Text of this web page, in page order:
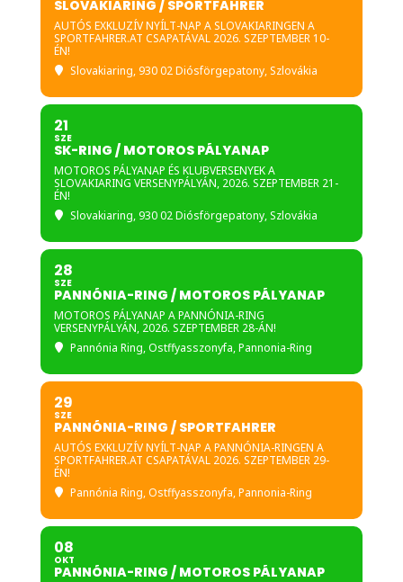
SLOVAKIARING / SPORTFAHRER
AUTÓS EXKLUZÍV NYÍLT-NAP A SLOVAKIARINGEN A
SPORTFAHRER.AT CSAPATÁVAL 2026. SZEPTEMBER 10-
ÉN!
Slovakiaring, 930 02 Diósförgepatony, Szlovákia
21
SZE
SK-RING / MOTOROS PÁLYANAP
MOTOROS PÁLYANAP ÉS KLUBVERSENYEK A
SLOVAKIARING VERSENYPÁLYÁN, 2026. SZEPTEMBER 21-
ÉN!
Slovakiaring, 930 02 Diósförgepatony, Szlovákia
28
SZE
PANNÓNIA-RING / MOTOROS PÁLYANAP
MOTOROS PÁLYANAP A PANNÓNIA-RING
VERSENYPÁLYÁN, 2026. SZEPTEMBER 28-ÁN!
Pannónia Ring, Ostffyasszonyfa, Pannonia-Ring
29
SZE
PANNÓNIA-RING / SPORTFAHRER
AUTÓS EXKLUZÍV NYÍLT-NAP A PANNÓNIA-RINGEN A
SPORTFAHRER.AT CSAPATÁVAL 2026. SZEPTEMBER 29-
ÉN!
Pannónia Ring, Ostffyasszonyfa, Pannonia-Ring
08
OKT
PANNÓNIA-RING / MOTOROS PÁLYANAP